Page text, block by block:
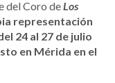
del Coro de Los
representación
24 al 27 de julio
en Mérida en el